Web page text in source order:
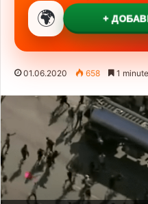
🌍 +
01.06.2020 658 1